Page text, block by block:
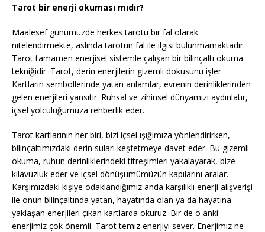
Tarot bir enerji okuması mıdır?
Maalesef günümüzde herkes tarotu bir fal olarak
nitelendirmekte, aslında tarotun fal ile ilgisi bulunmamaktadır.
Tarot tamamen enerjisel sistemle çalışan bir bilinçaltı okuma
tekniğidir. Tarot, derin enerjilerin gizemli dokusunu işler.
Kartların sembollerinde yatan anlamlar, evrenin derinliklerinden
gelen enerjileri yansıtır. Ruhsal ve zihinsel dünyamızı aydınlatır,
içsel yolculuğumuza rehberlik eder.
Tarot kartlarının her biri, bizi içsel ışığımıza yönlendirirken,
bilinçaltımızdaki derin suları keşfetmeye davet eder. Bu gizemli
okuma, ruhun derinliklerindeki titreşimleri yakalayarak, bize
kılavuzluk eder ve içsel dönüşümümüzün kapılarını aralar.
Karşımızdaki kişiye odaklandığımız anda karşılıklı enerji alışverişi
ile onun bilinçaltında yatan, hayatında olan ya da hayatına
yaklaşan enerjileri çıkan kartlarda okuruz. Bir de o anki
enerjimiz çok önemli. Tarot temiz enerjiyi sever. Enerjimiz ne